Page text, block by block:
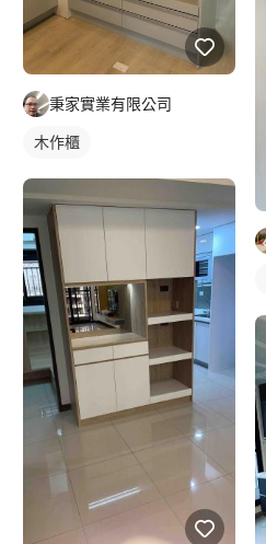
秉家實業有限公司
木作櫃